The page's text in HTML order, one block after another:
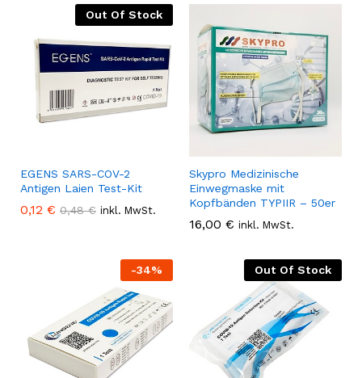
Out Of Stock
EGENS SARS-COV-2
Antigen Laien Test-Kit
0,12 € 0,48€ inkl. MwSt.
Skypro Medizinische
Einwegmaske mit
Kopfbänden TYPIIR – 50er
16,00 € inkl. MwSt.
-34% Out Of Stock